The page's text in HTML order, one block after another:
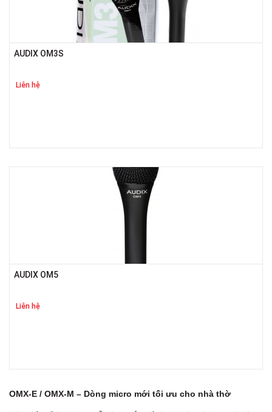
AUDIX OM3S
Liên hệ
AUDIX OM5
Liên hệ
OMX-E / OMX-M – Dòng micro mới tối ưu cho nhà thờ